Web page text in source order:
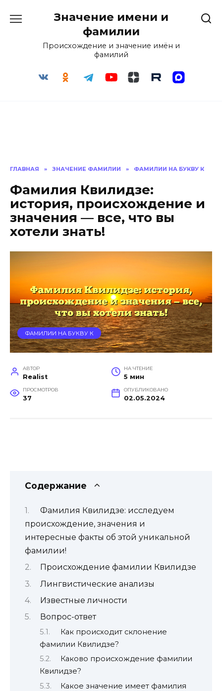
Значение имени и
фамилии
Происхождение и значение имён и
фамилий
ГЛАВНАЯ » ЗНАЧЕНИЕ ФАМИЛИИ » ФАМИЛИИ НА БУКВУ К
Фамилия Квилидзе:
история, происхождение и
значения — все, что вы
хотели знать!
ФАМИЛИИ НА БУКВУ К
АВТОР
Realist
НА ЧТЕНИЕ
5 мин
ПРОСМОТРОВ
37
ОПУБЛИКОВАНО
02.05.2024
Содержание
Фамилия Квилидзе: исследуем
происхождение, значения и
интересные факты об этой уникальной
фамилии!
Происхождение фамилии Квилидзе
Лингвистические анализы
Известные личности
Вопрос-ответ
Как происходит склонение
фамилии Квилидзе?
Каково происхождение фамилии
Квилидзе?
Какое значение имеет фамилия